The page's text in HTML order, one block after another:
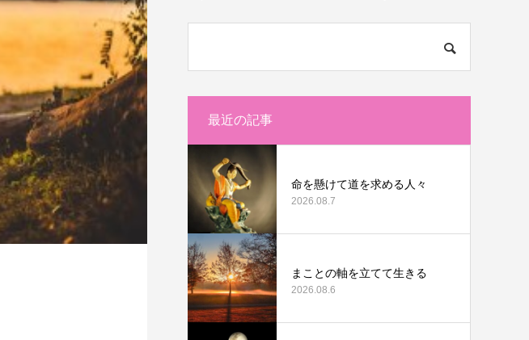
最近の記事
命を懸けて道を求める人々
2026.08.7
まことの軸を立てて生きる
2026.08.6